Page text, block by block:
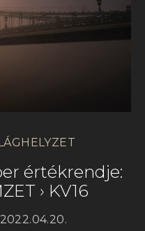
értékrendje:
› KV16
2022.04.20.